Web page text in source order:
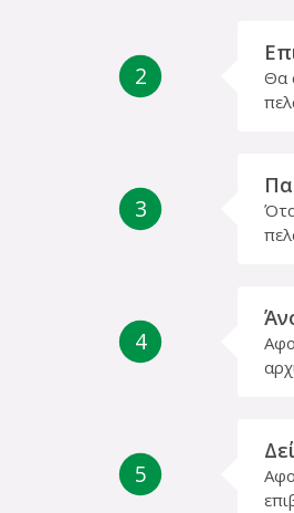
2
Θα
3
4
5